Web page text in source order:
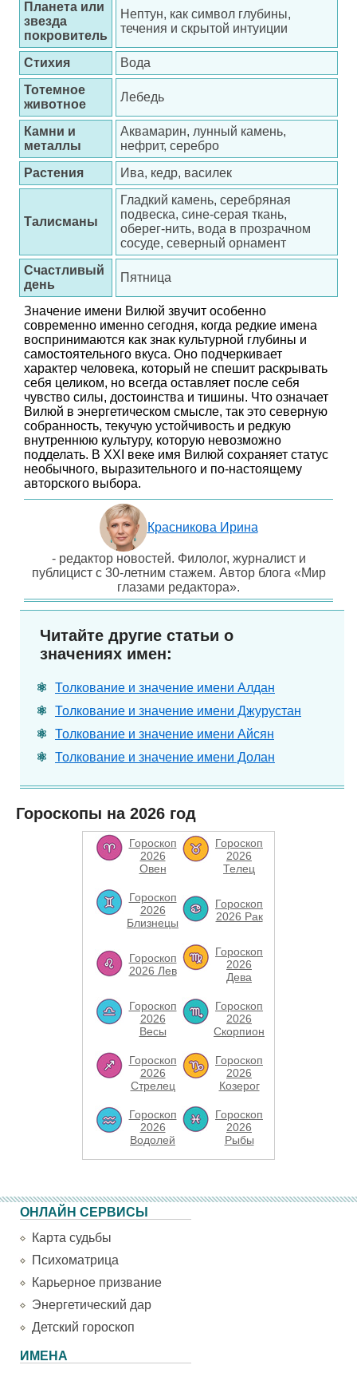
Планета или
звезда
покровитель
Нептун, как символ глубины,
течения и скрытой интуиции
Стихия
Вода
Тотемное
животное
Лебедь
Камни и
металлы
Аквамарин, лунный камень,
нефрит, серебро
Растения
Ива, кедр, василек
Талисманы
Гладкий камень, серебряная
подвеска, сине-серая ткань,
оберег-нить, вода в прозрачном
сосуде, северный орнамент
Счастливый
день
Пятница
Значение имени Вилюй звучит особенно
современно именно сегодня, когда редкие имена
воспринимаются как знак культурной глубины и
самостоятельного вкуса. Оно подчеркивает
характер человека, который не спешит раскрывать
себя целиком, но всегда оставляет после себя
чувство силы, достоинства и тишины. Что означает
Вилюй в энергетическом смысле, так это северную
собранность, текучую устойчивость и редкую
внутреннюю культуру, которую невозможно
подделать. В XXI веке имя Вилюй сохраняет статус
необычного, выразительного и по-настоящему
авторского выбора.
Красникова Ирина
- редактор новостей. Филолог, журналист и
публицист с 30-летним стажем. Автор блога «Мир
глазами редактора».
Читайте другие статьи о
значениях имен:
Толкование и значение имени Алдан
Толкование и значение имени Джурустан
Толкование и значение имени Айсян
Толкование и значение имени Долан
Гороскопы на 2026 год
Гороскоп
2026
Овен
Гороскоп
2026
Телец
Гороскоп
2026
Близнецы
Гороскоп
2026 Рак
Гороскоп
2026 Лев
Гороскоп
2026
Дева
Гороскоп
2026
Весы
Гороскоп
2026
Скорпион
Гороскоп
2026
Стрелец
Гороскоп
2026
Козерог
Гороскоп
2026
Водолей
Гороскоп
2026
Рыбы
ОНЛАЙН СЕРВИСЫ
Карта судьбы
Психоматрица
Карьерное призвание
Энергетический дар
Детский гороскоп
ИМЕНА